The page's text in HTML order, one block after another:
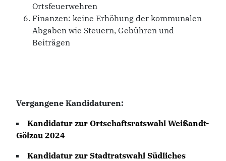
Ortsfeuerwehren
Finanzen: keine Erhöhung der kommunalen
Abgaben wie Steuern, Gebühren und
Beiträgen
Vergangene Kandidaturen:
Kandidatur zur Ortschaftsratswahl Weißandt-
Gölzau 2024
Kandidatur zur Stadtratswahl Südliches